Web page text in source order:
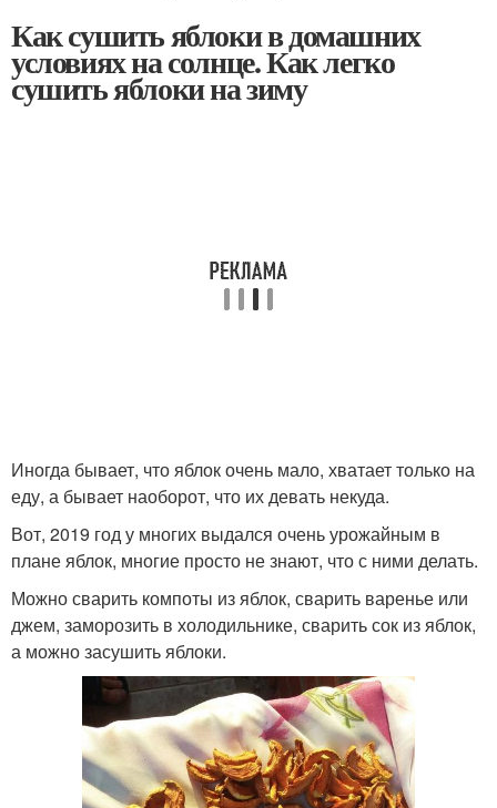
Как сушить яблоки в домашних
условиях на солнце. Как легко
сушить яблоки на зиму
Иногда бывает, что яблок очень мало, хватает только на
еду, а бывает наоборот, что их девать некуда.
Вот, 2019 год у многих выдался очень урожайным в
плане яблок, многие просто не знают, что с ними делать.
Можно сварить компоты из яблок, сварить варенье или
джем, заморозить в холодильнике, сварить сок из яблок,
а можно засушить яблоки.